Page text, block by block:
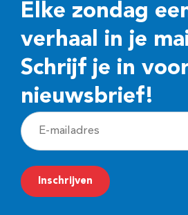
Elke zondag
verhaal in je
Schrijf je in
nieuwsbrief!
E
-
m
a
Inschrijven